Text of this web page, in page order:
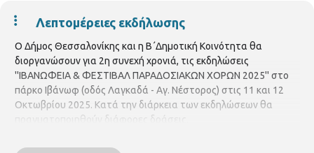
Λεπτομέρειες εκδήλωσης
Ο Δήμος Θεσσαλονίκης και η Β΄Δημοτική Κοινότητα θα
διοργανώσουν για 2η συνεχή χρονιά, τις εκδηλώσεις
''ΙΒΑΝΩΦΕΙΑ & ΦΕΣΤΙΒΑΛ ΠΑΡΑΔΟΣΙΑΚΩΝ ΧΟΡΩΝ 2025'' στο
πάρκο Ιβάνωφ (οδός Λαγκαδά - Αγ. Νέστορος) στις 11 και 12
Οκτωβρίου 2025. Κατά την διάρκεια των εκδηλώσεων θα
πραγματοποιηθούν διάφορες δράσεις.